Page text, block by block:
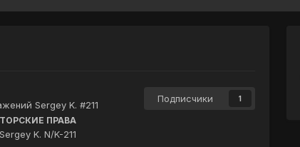
Sergey K. #211
Подписчики 1
ПРАВА
K. N/K-211